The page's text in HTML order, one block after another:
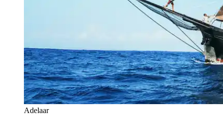
Adelaar